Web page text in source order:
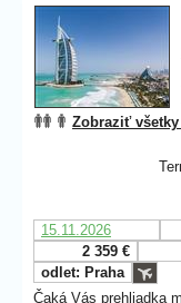
Zobraziť
15.11.2026
2 359 €
odlet: Praha
Čaká Vás prehliadka